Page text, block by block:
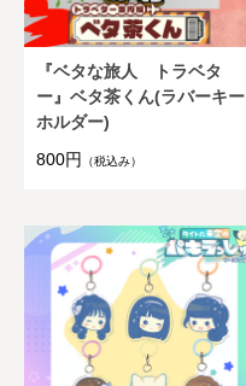
『ベタな旅人 トラベタ
ー』ベタ茶くん(ラバーキー
ホルダー)
800円
（税込み）